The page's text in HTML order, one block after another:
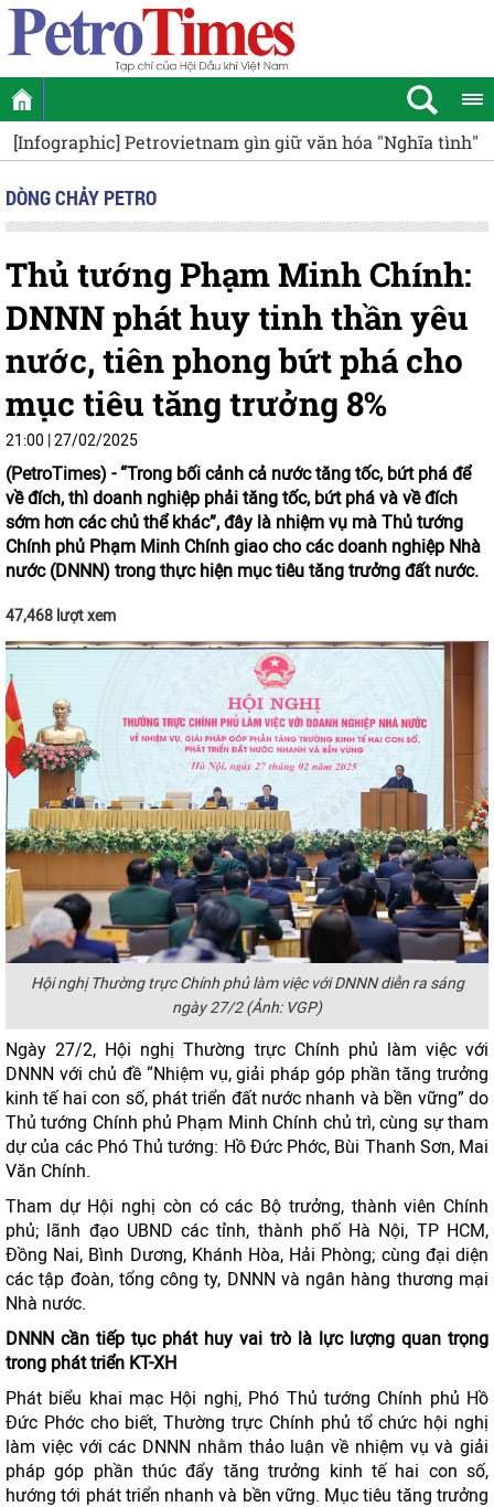
[Infographic] Petrovietnam gìn giữ văn hóa "Nghĩa
DÒNG CHẢY PETRO
Thủ tướng Phạm Minh Chính:
DNNN phát huy tinh thần yêu
nước, tiên phong bứt phá cho
mục tiêu tăng trưởng 8%
21:00 | 27/02/2025
(PetroTimes) -“Trong bối cảnh cả nước tăng tốc, bứt phá để
về đích, thì doanh nghiệp phải tăng tốc, bứt phá và về đích
sớm hơn các chủ thể khác”, đây là nhiệm vụ mà Thủ tướng
Chính phủ Phạm Minh Chính giao cho các doanh nghiệp Nhà
nước (DNNN) trong thực hiện mục tiêu tăng trưởng đất nước.
47,468 lượt xem
Hội nghị Thường trực Chính phủ làm việc với DNNN diễn ra sáng
ngày 27/2 (Ảnh: VGP)
Ngày 27/2, Hội nghị Thường trực Chính phủ làm việc với
DNNN với chủ đề “Nhiệm vụ, giải pháp góp phần tăng trưởng
kinh tế hai con số, phát triển đất nước nhanh và bền vững” do
Thủ tướng Chính phủ Phạm Minh Chính chủ trì, cùng sự tham
dự của các Phó Thủ tướng: Hồ Đức Phớc, Bùi Thanh Sơn, Mai
Văn Chính.
Tham dự Hội nghị còn có các Bộ trưởng, thành viên Chính
phủ; lãnh đạo UBND các tỉnh, thành phố Hà Nội, TP HCM,
Đồng Nai, Bình Dương, Khánh Hòa, Hải Phòng; cùng đại diện
các tập đoàn, tổng công ty, DNNN và ngân hàng thương mại
Nhà nước.
DNNN cần tiếp tục phát huy vai trò là lực lượng quan trọng
trong phát triển KT-XH
Phát biểu khai mạc Hội nghị, Phó Thủ tướng Chính phủ Hồ
Đức Phớc cho biết, Thường trực Chính phủ tổ chức hội nghị
làm việc với các DNNN nhằm thảo luận về nhiệm vụ và giải
pháp góp phần thúc đẩy tăng trưởng kinh tế hai con số,
hướng tới phát triển nhanh và bền vững. Mục tiêu tăng trưởng